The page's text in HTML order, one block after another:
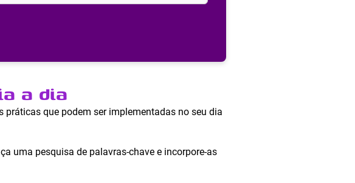
a dia
que podem ser implementadas no seu dia
uma pesquisa de palavras-chave e incorpore-as